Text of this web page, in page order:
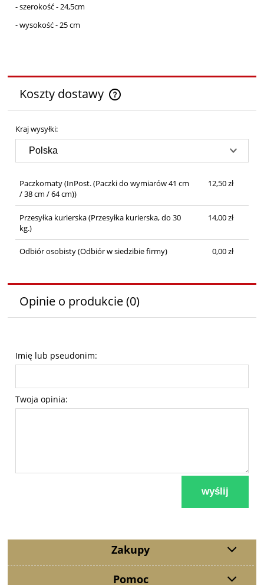
- szerokość - 24,5cm
- wysokość - 25 cm
Koszty dostawy
Cena nie zawiera ewentualnych kosztów płatności
Kraj wysyłki:
Paczkomaty(InPost. (Paczki do wymiarów 41 cm
/ 38 cm / 64 cm))
12,50 zł
Przesyłka kurierska(Przesyłka kurierska, do 30
kg.)
14,00 zł
Odbiór osobisty(Odbiór w siedzibie firmy) 0,00 zł
Opinie o produkcie (0)
Imię lub pseudonim:
Twoja opinia:
wyślij
Zakupy
Pomoc